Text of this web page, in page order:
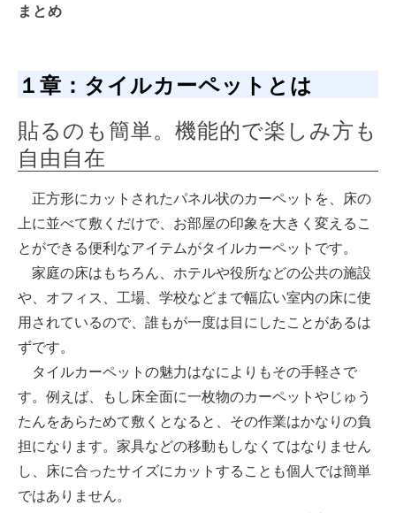
まとめ
１章：タイルカーペットとは
貼るのも簡単。機能的で楽しみ方も
自由自在
正方形にカットされたパネル状のカーペットを、床の
上に並べて敷くだけで、お部屋の印象を大きく変えるこ
とができる便利なアイテムがタイルカーペットです。
家庭の床はもちろん、ホテルや役所などの公共の施設
や、オフィス、工場、学校などまで幅広い室内の床に使
用されているので、誰もが一度は目にしたことがあるは
ずです。
タイルカーペットの魅力はなによりもその手軽さで
す。例えば、もし床全面に一枚物のカーペットやじゅう
たんをあらためて敷くとなると、その作業はかなりの負
担になります。家具などの移動もしなくてはなりません
し、床に合ったサイズにカットすることも個人では簡単
ではありません。